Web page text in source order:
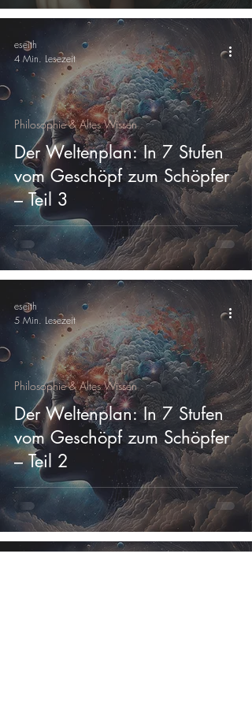
Der Weltenplan: In 7 Stufen
vom Geschöpf zum Schöpfer
– Teil 3
Philosophie & Altes Wissen
eseith
4 Min. Lesezeit
Der Weltenplan: In 7 Stufen
vom Geschöpf zum Schöpfer
– Teil 2
Philosophie & Altes Wissen
eseith
5 Min. Lesezeit